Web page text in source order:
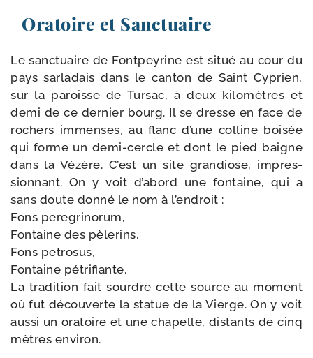
Oratoire et Sanctuaire
Le sanc­tuaire de Fontpeyrine est situé au cour du
pays sar­la­dais dans le can­ton de Saint Cyprien,
sur la paroisse de Tursac, à deux kilo­mètres et
demi de ce der­nier bourg. Il se dresse en face de
rochers immenses, au flanc d’une col­line boi­sée
qui forme un demi-​cercle et dont le pied baigne
dans la Vézère. C’est un site gran­diose, impres­
sion­nant. On y voit d’a­bord une fon­taine, qui a
sans doute don­né le nom à l’endroit :
Fons peregrinorum,
Fontaine des pèlerins,
Fons petrosus,
Fontaine pétrifiante.
La tra­di­tion fait sourdre cette source au moment
où fut décou­verte la sta­tue de la Vierge. On y voit
aus­si un ora­toire et une cha­pelle, dis­tants de cinq
mètres environ.